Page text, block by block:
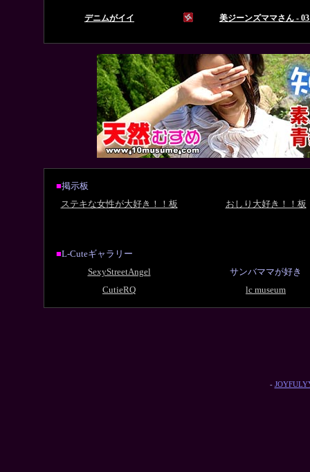
■掲示板
ステキな女性が大好き！！板
おしり大好き！！板
■L-Cuteギャラリー
SexyStreetAngel
サンバママが好き
CutieRQ
lc museum
-